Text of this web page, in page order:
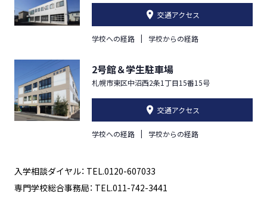
交通アクセス
学校への経路 学校からの経路
2号館＆学生駐車場
札幌市東区中沼西2条1丁目15番15号
交通アクセス
学校への経路 学校からの経路
入学相談ダイヤル： TEL.0120-607033
専門学校総合事務局： TEL.011-742-3441